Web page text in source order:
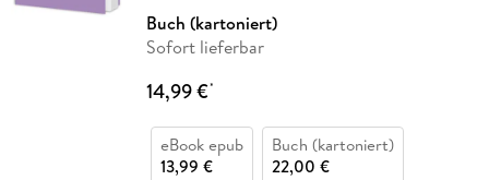
Buch (kartoniert)
Sofort lieferbar
14,99 €*
eBook epub
13,99 €
Buch (kartoniert)
22,00 €